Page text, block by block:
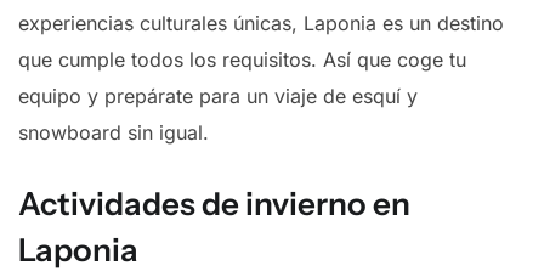
experiencias culturales únicas, Laponia es un destino
que cumple todos los requisitos. Así que coge tu
equipo y prepárate para un viaje de esquí y
snowboard sin igual.
Actividades de invierno en
Laponia